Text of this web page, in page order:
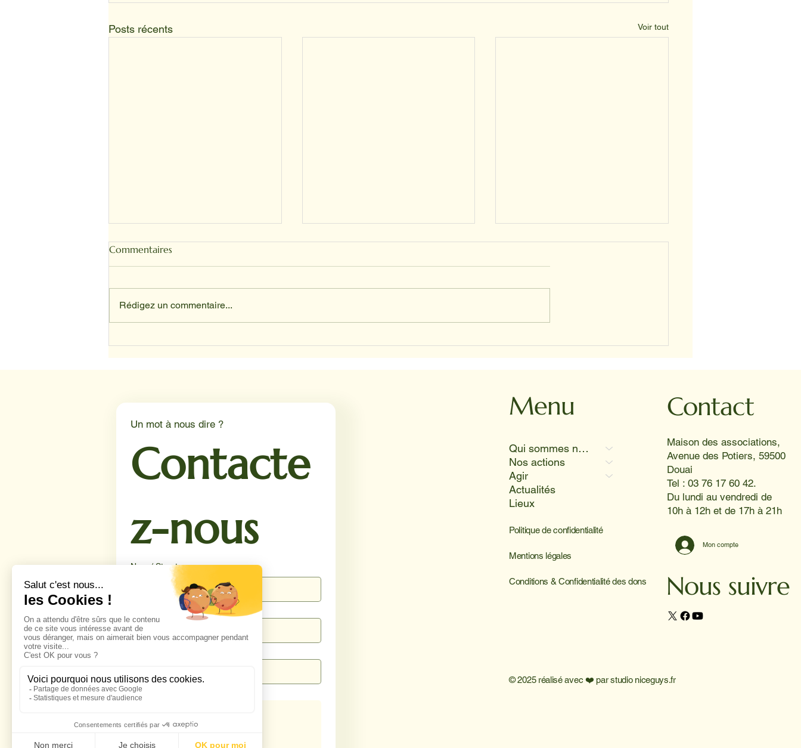
Posts récents Voir tout
SANDRINE ET TOFFEE
CHRISTELLE ET PROSPER
Commentaires
Rédigez un commentaire...
Menu
Qui sommes nous
Nos actions
Agir
Actualités
Lieux
Politique de confidentialité
Mentions légales
Conditions & Confidentialité des dons
Contact
Maison des associations,
Avenue des Potiers, 59500
Douai
Tel : 03 76 17 60 42.
Du lundi au vendredi de
10h à 12h et de 17h à 21h
Mon compte
Nous suivre
© 2025 réalisé avec ❤️ parstudio niceguys.fr
Un mot à nous dire ?
Contacte
z-nous
Nom / Structure
Message